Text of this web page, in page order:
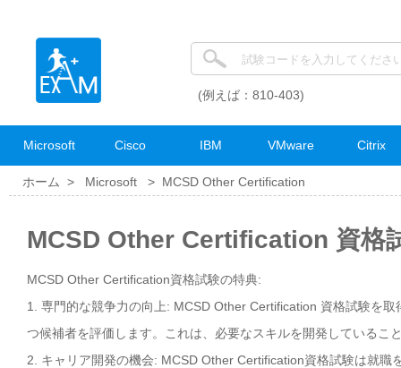
(例えば：810-403)
Microsoft Cisco IBM VMware Citrix
ホーム > Microsoft > MCSD Other Certification
MCSD Other Certification 資格
MCSD Other Certification資格試験の特典:
1. 専門的な競争力の向上: MCSD Other Certification 資格試験を
つ候補者を評価します。これは、必要なスキルを開発しているこ
2. キャリア開発の機会: MCSD Other Certification資格試験は就